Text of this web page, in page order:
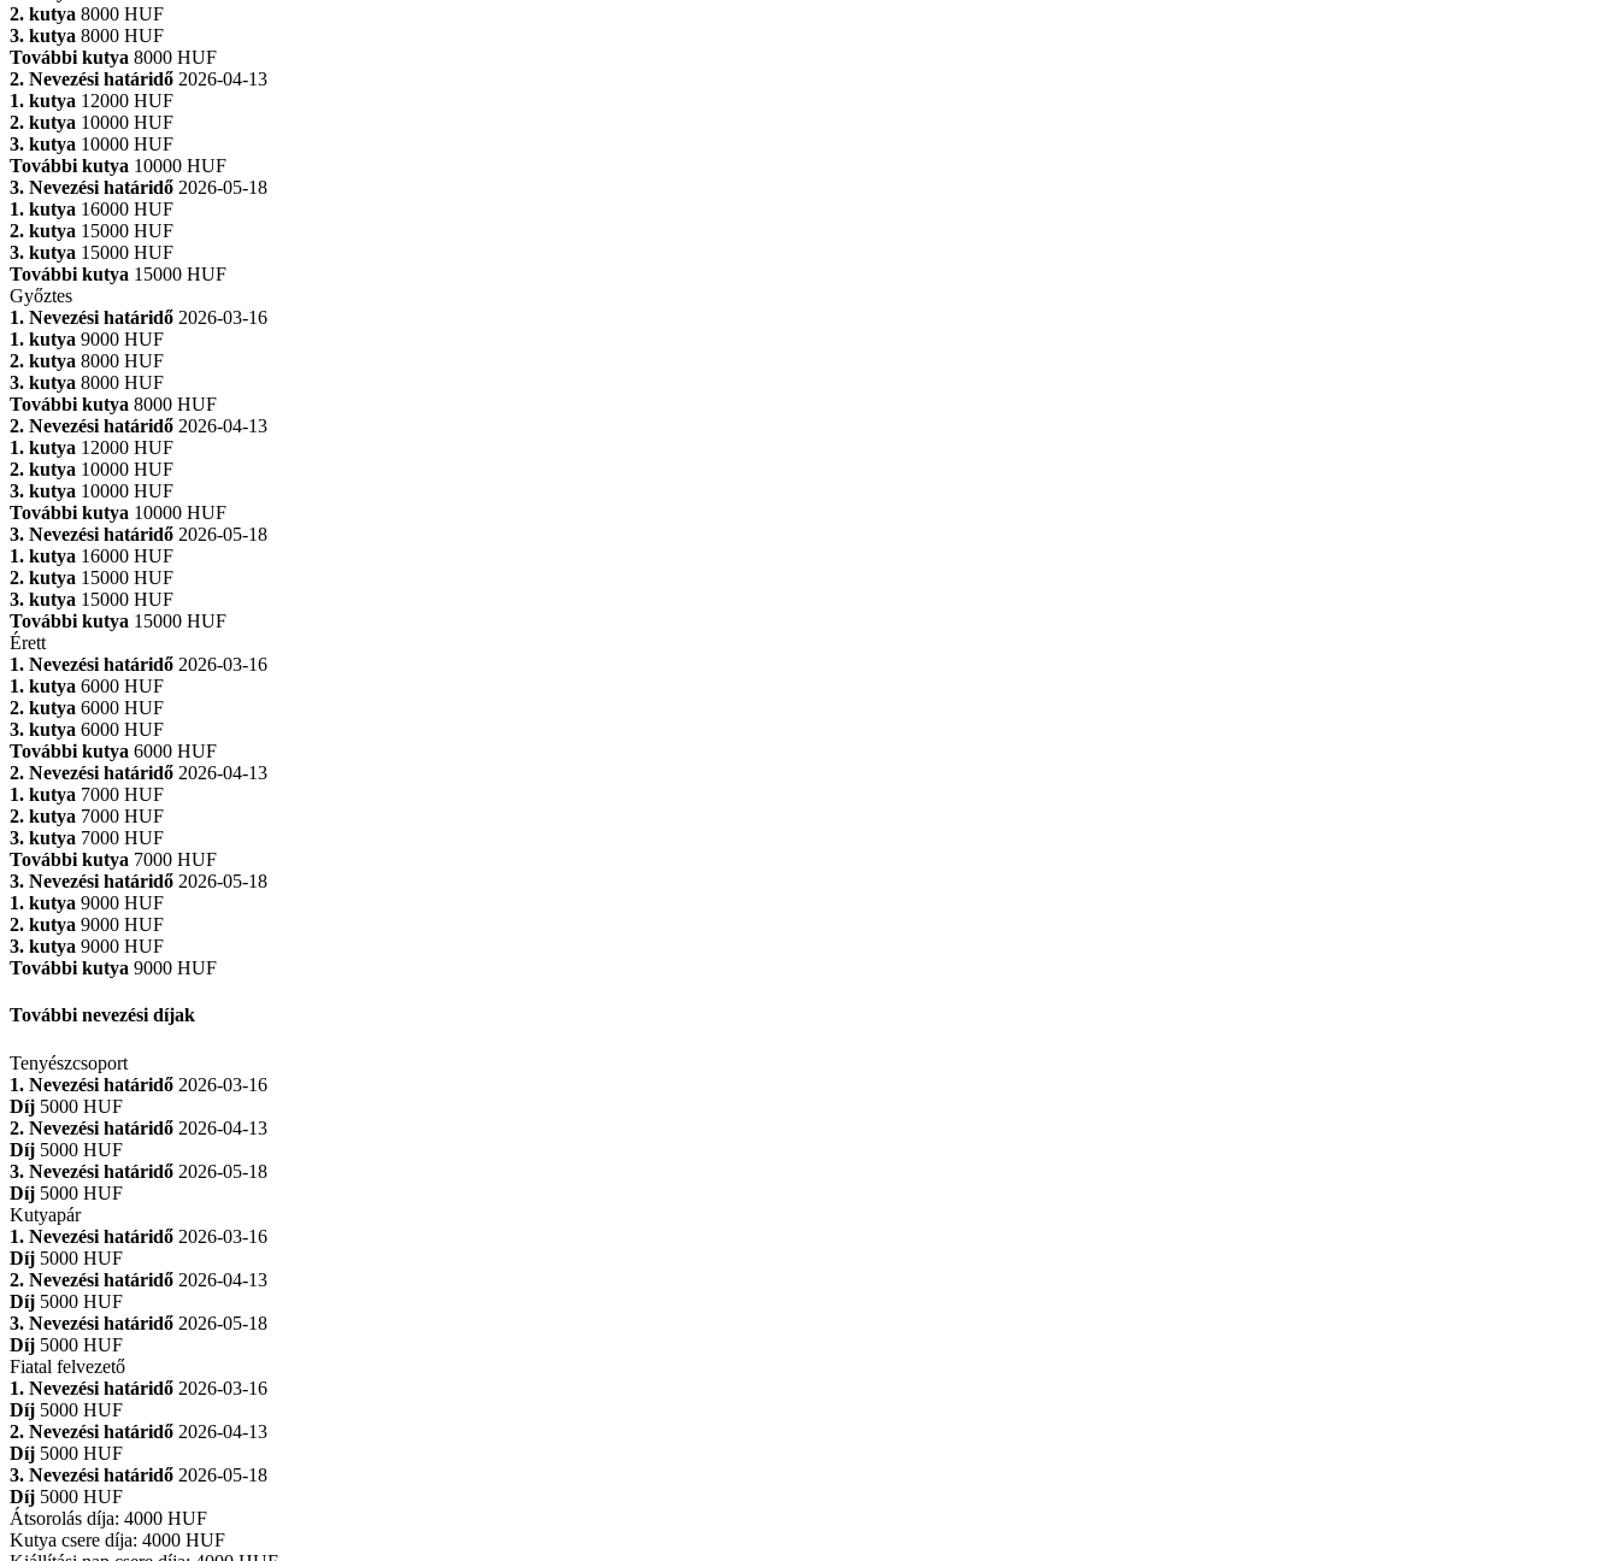
2. kutya 8000 HUF
3. kutya 8000 HUF
További kutya 8000 HUF
2. Nevezési határidő 2026-04-13
1. kutya 12000 HUF
2. kutya 10000 HUF
3. kutya 10000 HUF
További kutya 10000 HUF
3. Nevezési határidő 2026-05-18
1. kutya 16000 HUF
2. kutya 15000 HUF
3. kutya 15000 HUF
További kutya 15000 HUF
Győztes
1. Nevezési határidő 2026-03-16
1. kutya 9000 HUF
2. kutya 8000 HUF
3. kutya 8000 HUF
További kutya 8000 HUF
2. Nevezési határidő 2026-04-13
1. kutya 12000 HUF
2. kutya 10000 HUF
3. kutya 10000 HUF
További kutya 10000 HUF
3. Nevezési határidő 2026-05-18
1. kutya 16000 HUF
2. kutya 15000 HUF
3. kutya 15000 HUF
További kutya 15000 HUF
Érett
1. Nevezési határidő 2026-03-16
1. kutya 6000 HUF
2. kutya 6000 HUF
3. kutya 6000 HUF
További kutya 6000 HUF
2. Nevezési határidő 2026-04-13
1. kutya 7000 HUF
2. kutya 7000 HUF
3. kutya 7000 HUF
További kutya 7000 HUF
3. Nevezési határidő 2026-05-18
1. kutya 9000 HUF
2. kutya 9000 HUF
3. kutya 9000 HUF
További kutya 9000 HUF
További nevezési díjak
Tenyészcsoport
1. Nevezési határidő 2026-03-16
Díj 5000 HUF
2. Nevezési határidő 2026-04-13
Díj 5000 HUF
3. Nevezési határidő 2026-05-18
Díj 5000 HUF
Kutyapár
1. Nevezési határidő 2026-03-16
Díj 5000 HUF
2. Nevezési határidő 2026-04-13
Díj 5000 HUF
3. Nevezési határidő 2026-05-18
Díj 5000 HUF
Fiatal felvezető
1. Nevezési határidő 2026-03-16
Díj 5000 HUF
2. Nevezési határidő 2026-04-13
Díj 5000 HUF
3. Nevezési határidő 2026-05-18
Díj 5000 HUF
Átsorolás díja: 4000 HUF
Kutya csere díja: 4000 HUF